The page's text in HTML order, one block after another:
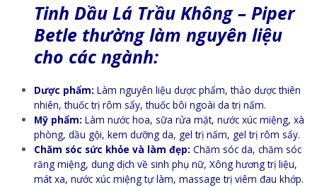
Tinh Dầu Lá Trầu Không – Piper
Betle thường làm nguyên liệu
cho các ngành:
Dược phẩm: Làm nguyên liệu dược phẩm, thảo dược thiên
nhiên, thuốc trị rôm sẩy, thuốc bôi ngoài da trị nấm.
Mỹ phẩm: Làm nước hoa, sữa rửa mặt, nước xúc miệng, xà
phòng, dầu gội, kem dưỡng da, gel trị nấm, gel trị rôm sẩy.
Chăm sóc sức khỏe và làm đẹp: Chăm sóc da, chăm sóc
răng miệng, dung dịch về sinh phụ nữ, Xông hương trị liệu,
mát xa, nước xúc miệng tự làm, massage trị viêm đau khớp.